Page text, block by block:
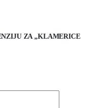
ZA „KLAMERICE